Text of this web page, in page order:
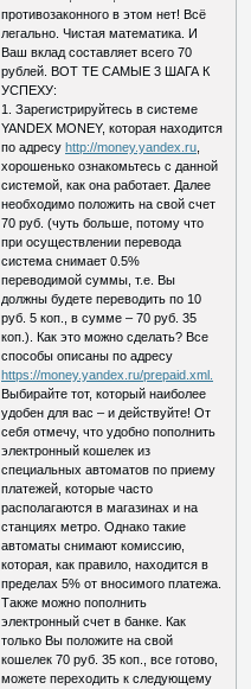
противозаконного в этом нет! Всё
легально. Чистая математика. И
Ваш вклад составляет всего 70
рублей. ВОТ ТЕ САМЫЕ 3 ШАГА К
УСПЕХУ:
1. Зарегистрируйтесь в системе
YANDEX MONEY, которая находится
по адресу http://money.yandex.ru
хорошенько ознакомьтесь с данной
системой, как она работает. Далее
необходимо положить на свой счет
70 руб. (чуть больше, потому что
при осуществлении перевода
система снимает 0.5%
переводимой суммы, т.е. Вы
должны будете переводить по 10
руб. 5 коп., в сумме – 70 руб. 35
коп.). Как это можно сделать? Все
способы описаны по адресу
https://money.yandex.ru/prepaid.xml.
Выбирайте тот, который наиболее
удобен для вас – и действуйте! От
себя отмечу, что удобно пополнить
электронный кошелек из
специальных автоматов по приему
платежей, которые часто
располагаются в магазинах и на
станциях метро. Однако такие
автоматы снимают комиссию,
которая, как правило, находится в
пределах 5% от вносимого платежа.
Также можно пополнить
электронный счет в банке. Как
только Вы положите на свой
кошелек 70 руб. 35 коп., все готово,
можете переходить к следующему